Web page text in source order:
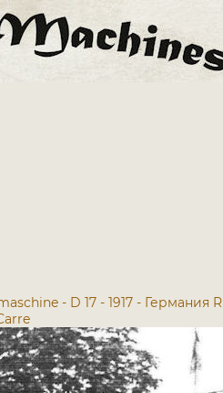
- D 17 - 1917 - Германия